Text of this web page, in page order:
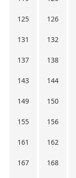
125 126
131 132
137 138
143 144
149 150
155 156
161 162
167 168